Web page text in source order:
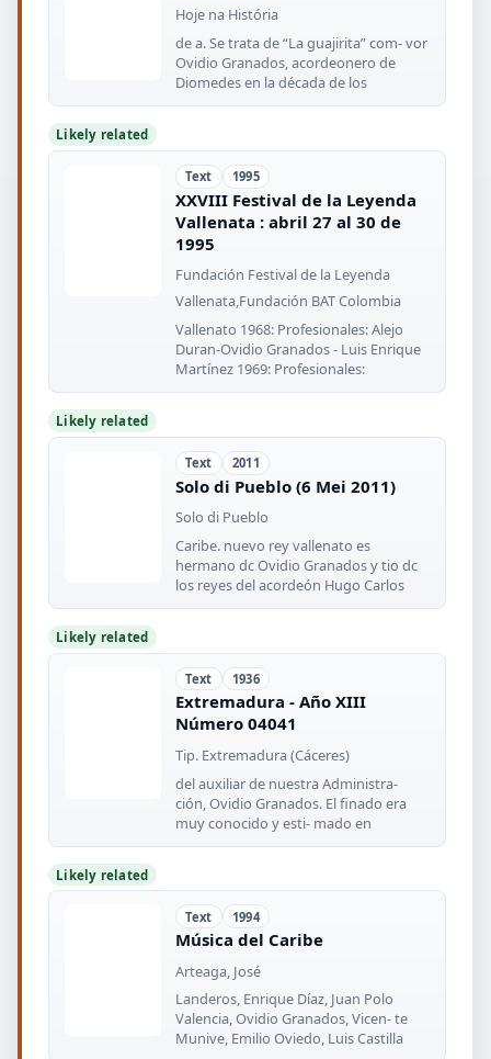
Hoje na História
de a. Se trata de “La guajirita” com- vor
Ovidio Granados, acordeonero de
Diomedes en la década de los
Likely related
Text 1995
XXVIII Festival de la Leyenda
Vallenata : abril 27 al 30 de
1995
Fundación Festival de la Leyenda
Vallenata,Fundación BAT Colombia
Vallenato 1968: Profesionales: Alejo
Duran-Ovidio Granados - Luis Enrique
Martínez 1969: Profesionales:
Likely related
Text 2011
Solo di Pueblo (6 Mei 2011)
Solo di Pueblo
Caribe. nuevo rey vallenato es
hermano dc Ovidio Granados y tio dc
los reyes del acordeón Hugo Carlos
Likely related
Text 1936
Extremadura - Año XIII
Número 04041
Tip. Extremadura (Cáceres)
del auxiliar de nuestra Administra-
ción, Ovidio Granados. El finado era
muy conocido y esti- mado en
Likely related
Text 1994
Música del Caribe
Arteaga, José
Landeros, Enrique Díaz, Juan Polo
Valencia, Ovidio Granados, Vicen- te
Munive, Emilio Oviedo, Luis Castilla